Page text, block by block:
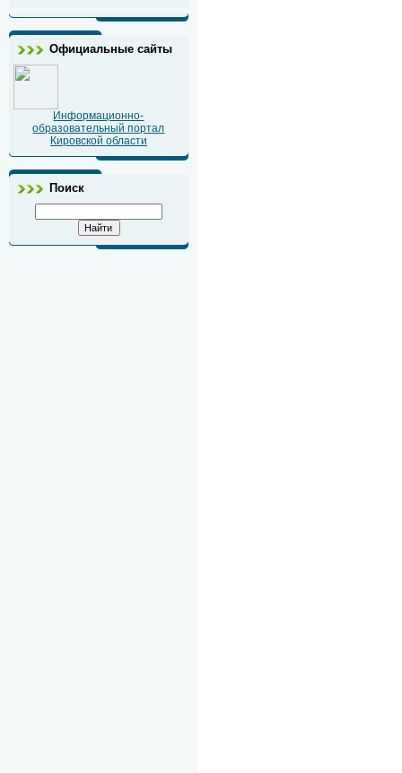
Официальные сайты
Информационно-
образовательный портал
Кировской области
Поиск